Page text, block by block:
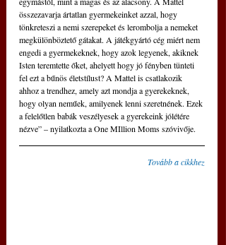
összezavarja ártatlan gyermekeinket azzal, hogy
tönkreteszi a nemi szerepeket és lerombolja a nemeket
megkülönböztető gátakat. A játékgyártó cég miért nem
engedi a gyermekeknek, hogy azok legyenek, akiknek
Isten teremtette őket, ahelyett hogy jó fényben tünteti
fel ezt a bűnös életstílust? A Mattel is csatlakozik
ahhoz a trendhez, amely azt mondja a gyerekeknek,
hogy olyan neműek, amilyenek lenni szeretnének. Ezek
a felelőtlen babák veszélyesek a gyerekeink jólétére
nézve” – nyilatkozta a One MIllion Moms szóvivője.
Tovább a cikkhez